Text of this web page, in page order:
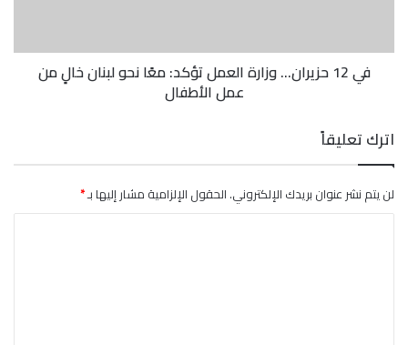
لبنان
في 12 حزيران... وزارة العمل تؤكد: معًا نحو لبنان خالٍ من
عمل الأطفال
اترك تعليقاً
لن يتم نشر عنوان بريدك الإلكتروني. الحقول الإلزامية مشار إليها بـ*